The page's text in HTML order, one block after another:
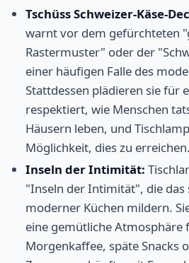
Tschüss Schweizer-Käse-
warnt vor dem gefürchteten
Rastermuster" oder der
einer häufigen Falle des
Stattdessen plädieren sie für
respektiert, wie Menschen
Häusern leben, und
Möglichkeit, dies zu erreichen.
Inseln der Intimität:
"Inseln der Intimität", die das
moderner Küchen mildern.
eine gemütliche Atmosphäre
Morgenkaffee, späte Snacks